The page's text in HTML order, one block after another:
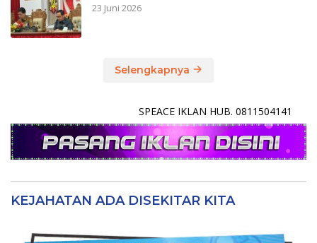
23 Juni 2026
Selengkapnya
SPEACE IKLAN HUB. 0811504141
KEJAHATAN ADA DISEKITAR KITA